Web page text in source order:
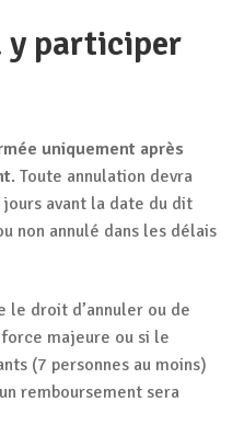
y participer
uniquement après
. Toute annulation devra
avant la date du dit
non annulé dans les délais
le droit d’annuler ou de
majeure ou si le
(7 personnes au moins)
remboursement sera